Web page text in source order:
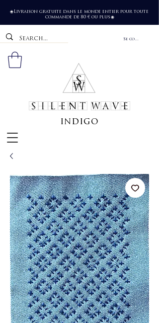
🌐 Livraison gratuite dans le monde entier pour toute
commande de 80 € ou plus 🌐
Se connecter
SILENT WAVE
indigo